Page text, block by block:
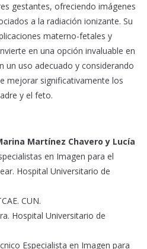
gestantes, ofreciendo imágenes
a la radiación ionizante. Su
materno-fetales y
en una opción invaluable en
un uso adecuado y considerando
mejorar significativamente los
y el feto.
Martínez Chavero y Lucía
en Imagen para el
Hospital Universitario de
CUN.
Hospital Universitario de
Especialista en Imagen para